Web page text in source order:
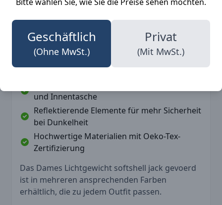
Geschäftlich
(Ohne MwSt.)
Privat
(Mit MwSt.)
nicht auf Komfort verzichten möchten.
Wind- und wasserabweisend für optimalen
Schutz
und Innentasche
Reflektierende Elemente für mehr Sicherheit
bei Dunkelheit
Hochwertige Materialien mit Oeko-Tex-
Zertifizierung
Das Dames Lichtgewicht softshell jack gevoerd
ist in mehreren ansprechenden Farben
erhältlich, die zu jedem Outfit passen.